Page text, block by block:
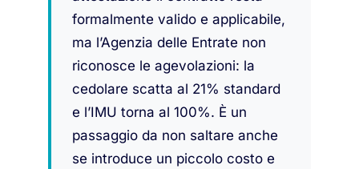
formalmente valido e applicabile,
ma l’Agenzia delle Entrate non
riconosce le agevolazioni: la
cedolare scatta al 21% standard
e l’IMU torna al 100%. È un
passaggio da non saltare anche
se introduce un piccolo costo e